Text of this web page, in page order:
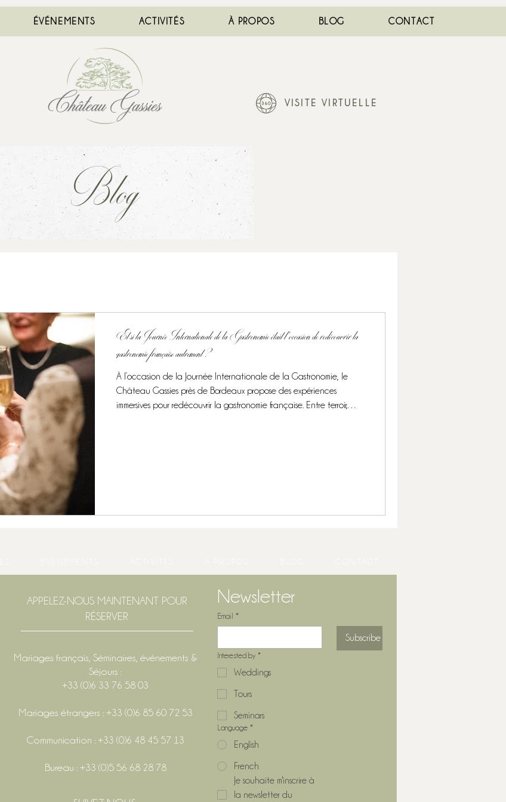
ÉVÉNEMENTS ACTIVITÉS À PROPOS BLOG CONTACT
VISITE VIRTUELLE
Et si la Journée Internationale de la Gastronomie était l’occasion de redécouvrir la
gastronomie française autrement ?
À l’occasion de la Journée Internationale de la Gastronomie, le
Château Gassies près de Bordeaux propose des expériences
immersives pour redécouvrir la gastronomie française. Entre terroir,
Blog
APPELEZ-NOUS MAINTENANT POUR
RÉSERVER
Mariages français, Séminaires, événements &
Séjours :
+33 (0)6 33 76 58 03
Mariages étrangers : +33 (0)6 85 60 72 53
Communication : +33 (0)6 48 45 57 13
Bureau : +33 (0)5 56 68 28 78
Newsletter
Email *
Subscribe
Interested by *
Weddings
Tours
Seminars
Language *
English
French
Je souhaite m'inscrire à
la newsletter du